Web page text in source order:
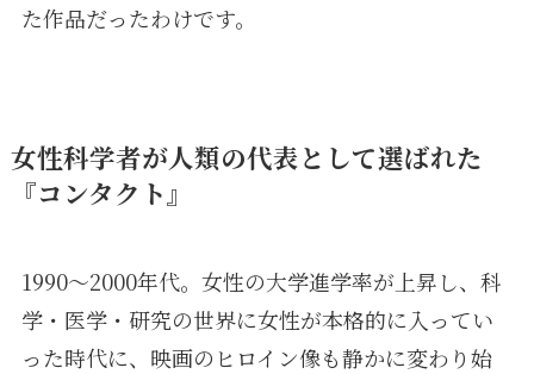
た作品だったわけです。
女性科学者が人類の代表として選ばれた
『コンタクト』
1990〜2000年代。女性の大学進学率が上昇し、科
学・医学・研究の世界に女性が本格的に入ってい
った時代に、映画のヒロイン像も静かに変わり始